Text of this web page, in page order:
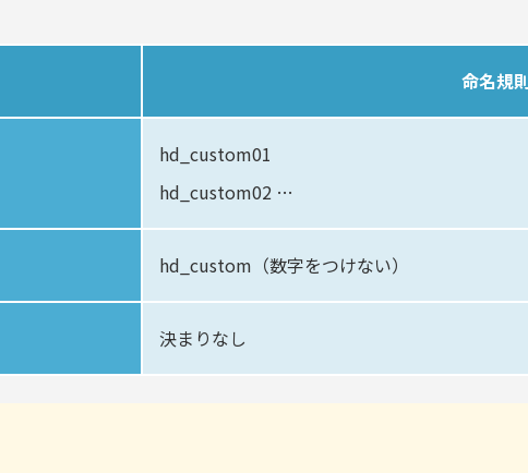
命名規
hd_custom01
hd_custom02 …
hd_custom（数字をつけない）
決まりなし